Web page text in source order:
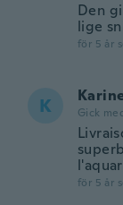
Den
lige
för 5 år
K Gick
för 5 år